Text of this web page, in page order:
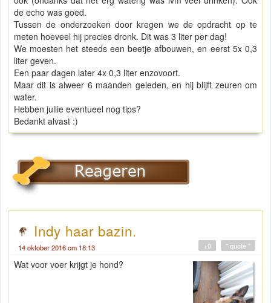
de echo was goed.
Tussen de onderzoeken door kregen we de opdracht op te
meten hoeveel hij precies dronk. Dit was 3 liter per dag!
We moesten het steeds een beetje afbouwen, en eerst 5x 0,3
liter geven.
Een paar dagen later 4x 0,3 liter enzovoort.
Maar dit is alweer 6 maanden geleden, en hij blijft zeuren om
water.
Hebben jullie eventueel nog tips?
Bedankt alvast :)
Indy haar bazin.
14 oktober 2016 om 18:13 " quote "
+0
Wat voor voer krijgt je hond?